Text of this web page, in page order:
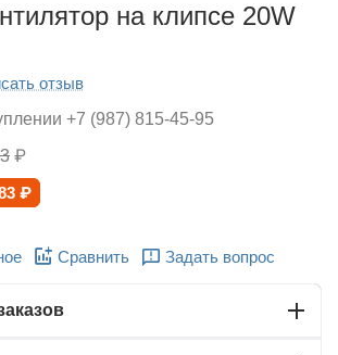
на клипсе 20W
отзыв
+7 (987) 815-45-95
₽
₽
Сравнить Задать вопрос